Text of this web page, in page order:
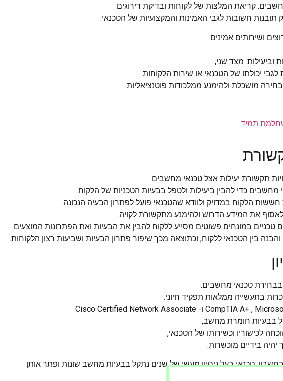
קריאת המלצות של לקוחות ובדיקת דירוגים
תובנות חשובות לגבי האמינות והמקצועיות של הטכנאי.
ושירותים אמינים.
וביעילות. מצד שני,
יכולתו של הטכנאי או שירות הלקוחות.
מושכלת ולהימנע ממלכודות פוטנציאליות.
תמיד
תקשורת יעילות אצל טכנאי מחשבים.
מחשבים כדי להבין ביעילות ולטפל בבעיות הטכניות של הלקוח.
הלקוח במדויק ולוודא שהטכנאי פועל לפתרון הבעיה הנכונה.
את המידע הדרוש ולהימנע מתקשורת לקויה.
טכניים במונחים פשוטים מסייע ללקוח להבין את הבעיות ואת הפתרונות המוצעים.
בין הטכנאי ללקוח, וכתוצאה מכך שיפור פתרון הבעיות ושביעות רצון הלקוחות.
בבחירת טכנאי מחשבים.
בתעשייה ממלאות תפקיד חיוני.
בבעיות חומרת מחשב,
לכישוריו וכשירותו של הטכנאי,
בידיים מוכשרות.
טכנאי בעל ניסיון מעשי של שנים נתקל בבעיות מחשב שונות ופתר אותן